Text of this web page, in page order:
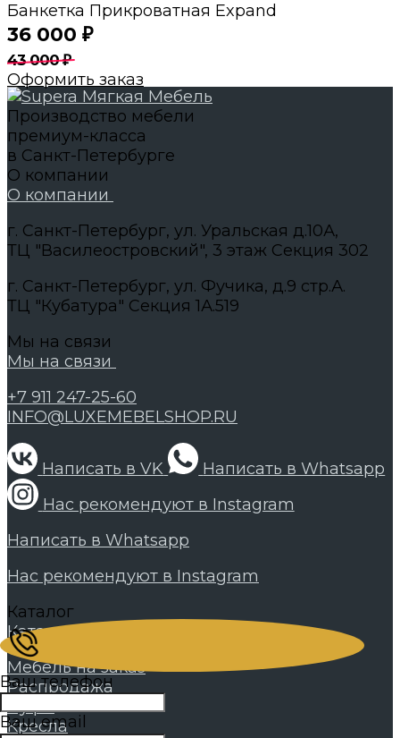
Банкетка Прикроватная Expand
36 000 ₽
43 000₽
Оформить заказ
Производство мебели
премиум-класса
в Санкт-Петербурге
О компании
О компании
г. Санкт-Петербург, ул. Уральская д.10А,
ТЦ "Василеостровский", 3 этаж Секция 302
г. Санкт-Петербург, ул. Фучика, д.9 стр.А.
ТЦ "Кубатура" Секция 1А.519
Мы на связи
Мы на связи
+7 911 247-25-60
INFO@LUXEMEBELSHOP.RU
Написать в VK
Написать в Whatsapp
Нас рекомендуют в Instagram
Написать в Whatsapp
Нас рекомендуют в Instagram
Каталог
Каталог
Мебель на заказ
Распродажа
Пуфы
Кресла
Ваш телефон
Ваш email